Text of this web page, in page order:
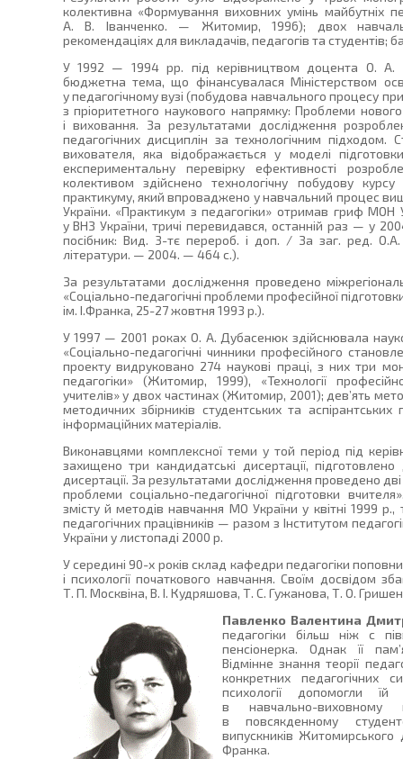
колективна «Формування виховних умінь майбутніх
А. В. Іванченко. — Житомир, 1996); двох
рекомендаціях для викладачів, педагогів та студентів;
У 1992 — 1994 рр. під керівництвом доцента О. А.
бюджетна тема, що фінансувалася Міністерством
у педагогічному вузі (побудова навчального процесу
з пріоритетного наукового напрямку: Проблеми
і виховання. За результатами дослідження
педагогічних дисциплін за технологічним підходом.
вихователя, яка відображається у моделі
експериментальну перевірку ефективності
колективом здійснено технологічну побудову курсу
практикуму, який впроваджено у навчальний процес
України. «Практикум з педагогіки» отримав гриф
у ВНЗ України, тричі перевидався, останній раз — у
посібник: Вид. 3-тє перероб. і доп. / За заг. ред.
літератури. — 2004. — 464 с.).
За результатами дослідження проведено
«Соціально-педагогічні проблеми професійної
ім. І.Франка, 25-27 жовтня 1993 р.).
У 1997 — 2001 роках О. А. Дубасенюк здійснювала
«Соціально-педагогічні чинники професійного
проекту видруковано 274 наукові праці, з них три
педагогіки» (Житомир, 1999), «Технології
учителів» у двох частинах (Житомир, 2001); дев’ять
методичних збірників студентських та
інформаційних матеріалів.
Виконавцями комплексної теми у той період під
захищено три кандидатські дисертації,
дисертації. За результатами дослідження проведено дві
проблеми соціально-педагогічної підготовки
змісту й методів навчання МО України у квітні 1999
педагогічних працівників — разом з Інститутом
України у листопаді 2000 р.
У середині 90-х років склад кафедри педагогіки
і психології початкового навчання. Своїм досвідом
Т. П. Москвіна, В. І. Кудряшова, Т. С. Гужанова, Т. О.
Павленко Валентина
педагогіки більш ніж с
пенсіонерка. Однак її
Відмінне знання теорії
конкретних педагогічних
психології допомогли
в навчально-
в повсякденному
випускників Житомирського
Франка.